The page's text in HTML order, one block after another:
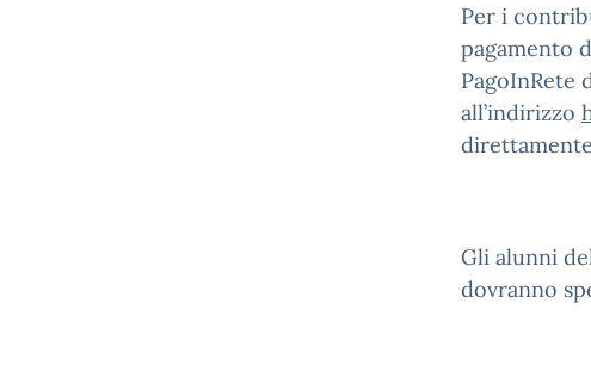
Per i
pagamento
PagoInRete
all’indirizzo
Gli alunni
dovranno